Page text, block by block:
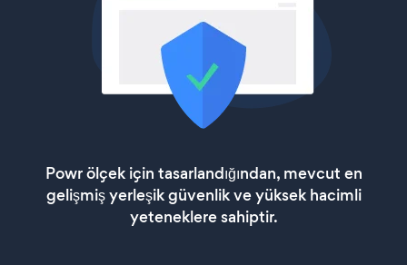
Powr ölçek için tasarlandığından, mevcut en
gelişmiş yerleşik güvenlik ve yüksek hacimli
yeteneklere sahiptir.